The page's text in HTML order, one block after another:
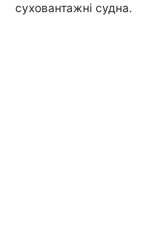
суховантажні судна.